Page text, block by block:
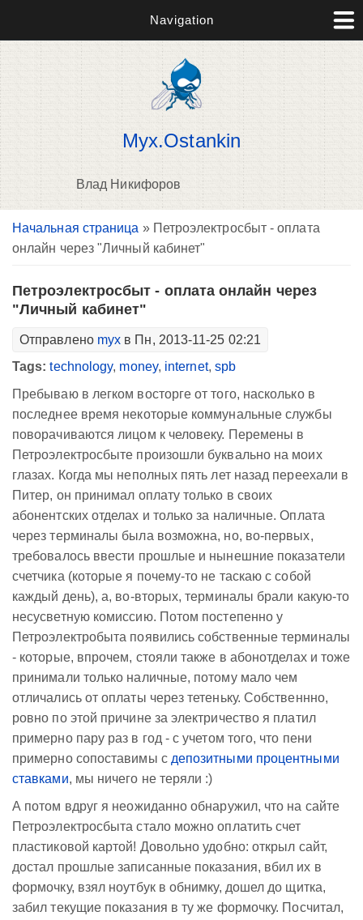
Navigation
Myx.Ostankin
Влад Никифоров
Вы здесь
Начальная страница » Петроэлектросбыт - оплата
онлайн через "Личный кабинет"
Петроэлектросбыт - оплата онлайн через
"Личный кабинет"
Отправлено myx в Пн, 2013-11-25 02:21
Tags:technology, money, internet, spb
Пребываю в легком восторге от того, насколько в
последнее время некоторые коммунальные службы
поворачиваются лицом к человеку. Перемены в
Петроэлектросбыте произошли буквально на моих
глазах. Когда мы неполных пять лет назад переехали в
Питер, он принимал оплату только в своих
абонентских отделах и только за наличные. Оплата
через терминалы была возможна, но, во-первых,
требовалось ввести прошлые и нынешние показатели
счетчика (которые я почему-то не таскаю с собой
каждый день), а, во-вторых, терминалы брали какую-то
несусветную комиссию. Потом постепенно у
Петроэлектробыта появились собственные терминалы
- которые, впрочем, стояли также в абонотделах и тоже
принимали только наличные, потому мало чем
отличались от оплаты через тетеньку. Собственнно,
ровно по этой причине за электричество я платил
примерно пару раз в год - с учетом того, что пени
примерно сопоставимы с депозитными процентными
ставками, мы ничего не теряли :)
А потом вдруг я неожиданно обнаружил, что на сайте
Петроэлектросбыта стало можно оплатить счет
пластиковой картой! Довольно удобно: открыл сайт,
достал прошлые записанные показания, вбил их в
формочку, взял ноутбук в обнимку, дошел до щитка,
забил текущие показания в ту же формочку. Посчитал,